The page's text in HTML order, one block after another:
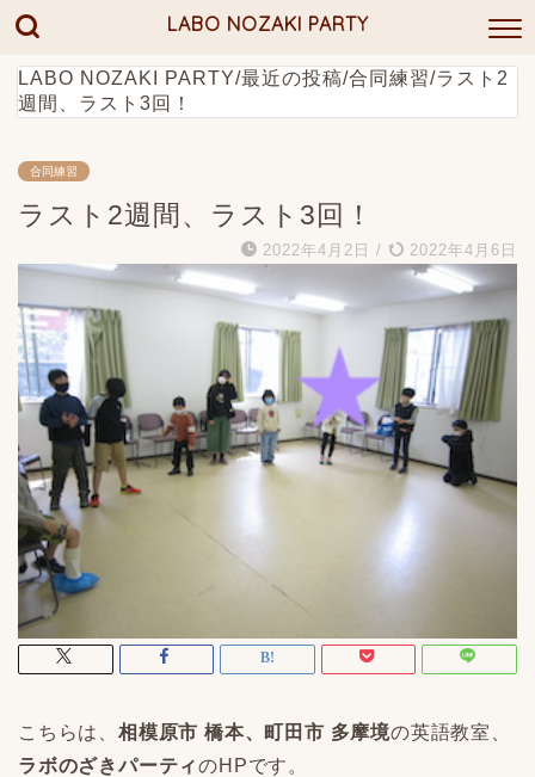
LABO NOZAKI PARTY
LABO NOZAKI PARTY/最近の投稿/合同練習/ラスト2
週間、ラスト3回！
合同練習
ラスト2週間、ラスト3回！
2022年4月2日 / 2022年4月6日
こちらは、 相模原市 橋本、町田市 多摩境の英語教室、
ラボのざきパーティのHPです。